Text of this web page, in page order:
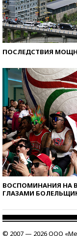
ПОСЛЕДСТВИЯ
ВОСПОМИНАНИЯ НА
ГЛАЗАМИ
© 2007 — 2026 ООО